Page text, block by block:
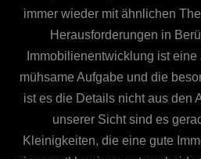
immer wieder mit ähnlichen
Herausforderungen in
Immobilienentwicklung ist
mühsame Aufgabe und die
ist es die Details nicht aus den
unserer Sicht sind es
Kleinigkeiten, die eine gute